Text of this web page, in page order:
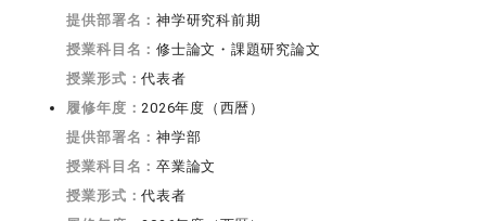
提供部署名：神学研究科前期
授業科目名：修士論文・課題研究論文
授業形式：代表者
履修年度：2026年度（西暦）
提供部署名：神学部
授業科目名：卒業論文
授業形式：代表者